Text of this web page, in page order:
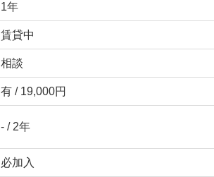
1年
賃貸中
相談
有 / 19,000円
- / 2年
必加入